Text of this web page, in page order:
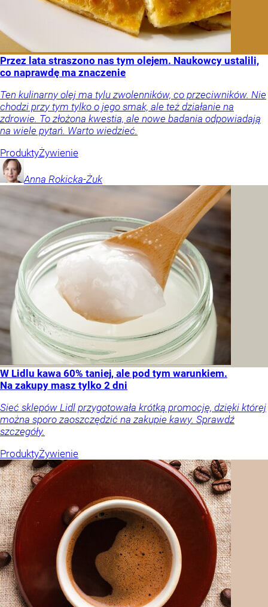
Przez lata straszono nas tym olejem. Naukowcy ustalili,
co naprawdę ma znaczenie
Ten kulinarny olej ma tylu zwolenników, co przeciwników. Nie
chodzi przy tym tylko o jego smak, ale też działanie na
zdrowie. To złożona kwestia, ale nowe badania odpowiadają
na wiele pytań. Warto wiedzieć.
ProduktyŻywienie
Anna Rokicka-Żuk
W Lidlu kawa 60% taniej, ale pod tym warunkiem.
Na zakupy masz tylko 2 dni
Sieć sklepów Lidl przygotowała krótką promocję, dzięki której
można sporo zaoszczędzić na zakupie kawy. Sprawdź
szczegóły.
ProduktyŻywienie